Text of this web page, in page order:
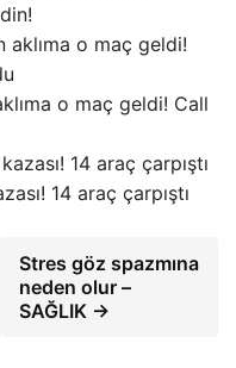
o maç geldi! Call
14 araç çarpıştı
Stres göz spazmına
neden olur –
SAĞLIK →